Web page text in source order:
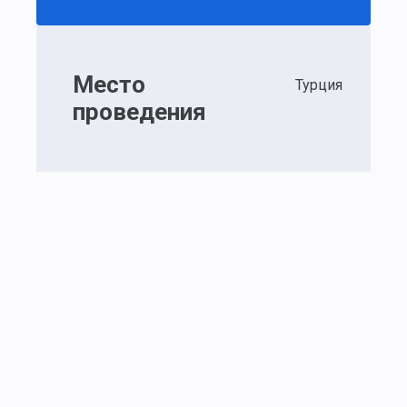
Место
проведения
Турция